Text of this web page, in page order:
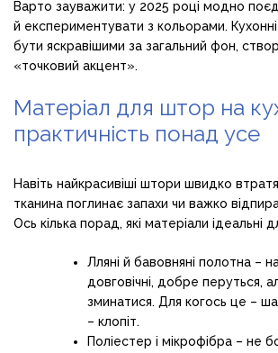
Варто зауважити: у 2025 році модно
й експериментувати з кольорами.
бути яскравішими за загальний фон,
«точковий акцент».
Матеріал для штор на
практичність понад усе
Навіть найкрасивіші штори швидко
тканина поглинає запахи чи важко
Ось кілька порад, які матеріали ідеальні
Лляні й бавовняні полотна –
довговічні, добре перуться,
зминатися. Для когось це –
– клопіт.
Поліестер і мікрофібра – не